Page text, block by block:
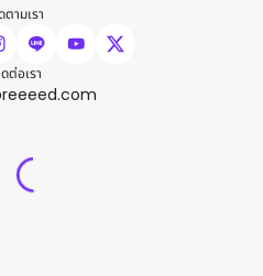
ามเรา
ต่อเรา